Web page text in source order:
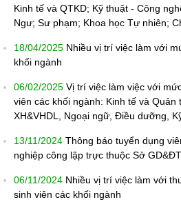
Kinh tế và QTKD; Kỹ thuật - Công
Ngư; Sư phạm; Khoa học Tự nhiên;
18/04/2025 Nhiều vị trí việc làm với
khối ngành
06/02/2025 Vị trí việc làm việc với
viên các khối ngành: Kinh tế và Quản
XH&VHDL, Ngoại ngữ, Điều dưỡng,
13/11/2024 Thông báo tuyển dụng
nghiệp công lập trực thuộc Sở
06/11/2024 Nhiều vị trí việc làm với
sinh viên các khối ngành